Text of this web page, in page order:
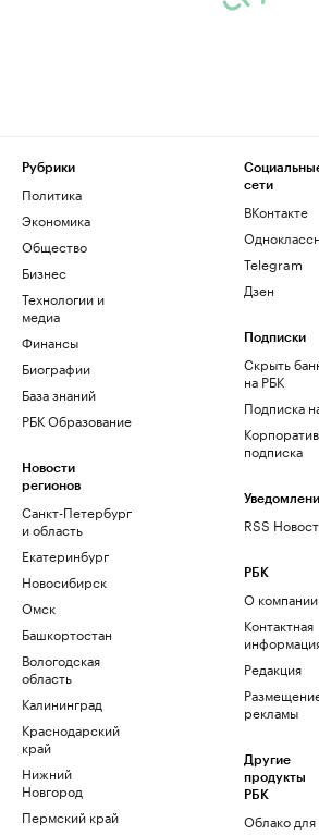
Рубрики
Политика
Экономика
Общество
Бизнес
Технологии и
медиа
Финансы
Биографии
База знаний
РБК Образование
Новости
регионов
Санкт-Петербург
и область
Екатеринбург
Новосибирск
Омск
Башкортостан
Вологодская
область
Калининград
Краснодарский
край
Нижний
Новгород
Пермский край
сети
ВКонтакте
Telegram
Дзен
Подписки
Скрыть
на РБК
Подписка
подписка
RSS
РБК
О компании
Контактная
Редакция
рекламы
Другие
продукты
РБК
Облако для